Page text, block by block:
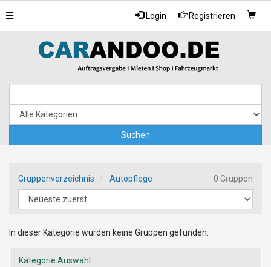
Login Registrieren
Toggle
navigation
Gruppenverzeichnis Autopflege 0 Gruppen
In dieser Kategorie wurden keine Gruppen gefunden.
Kategorie Auswahl